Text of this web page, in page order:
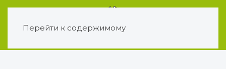
Перейти к содержимому